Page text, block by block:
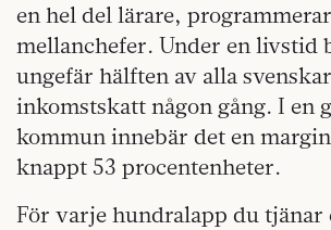
en hel del lärare,
mellanchefer. Under en livstid
ungefär hälften av alla
inkomstskatt någon gång. I en
kommun innebär det en
knappt 53 procentenheter.
För varje hundralapp du tjänar